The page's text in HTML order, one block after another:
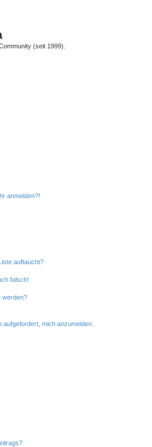
(seit 1999).
anmelden?!
auftaucht?
falsch!
werden?
mich anzumelden.